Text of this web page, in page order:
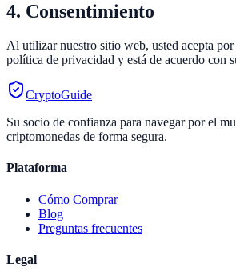
4. Consentimiento
Al utilizar nuestro sitio web, usted acepta por
política de privacidad y está de acuerdo con
CryptoGuide
Su socio de confianza para navegar por el
criptomonedas de forma segura.
Plataforma
Cómo Comprar
Blog
Preguntas frecuentes
Legal